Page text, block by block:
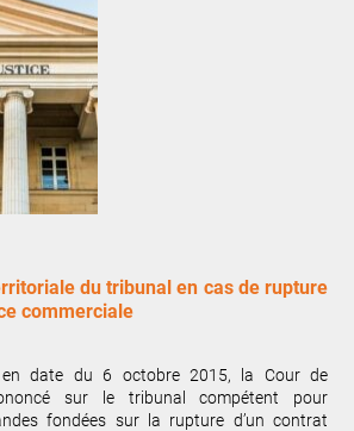
du tribunal en cas de rupture
commerciale
en date du 6 octobre 2015, la Cour de
sur le tribunal compétent pour
fondées sur la rupture d’un contrat